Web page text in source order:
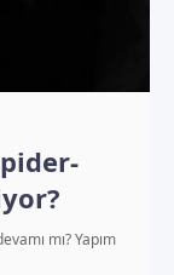
mı? Yapım